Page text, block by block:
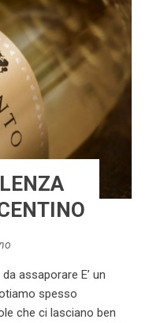
assaporare E’ un
spesso
che ci lasciano ben